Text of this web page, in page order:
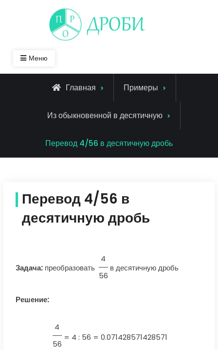
Меню
Главная Примеры
Из обыкновенной в десятичную
Перевод 4/56 в десятичную дробь
Перевод 4/56 в
десятичную дробь
Задача:преобразовать
4
56
в десятичную дробь
Решение:
4
56
= 4 : 56 = 0.071428571428571